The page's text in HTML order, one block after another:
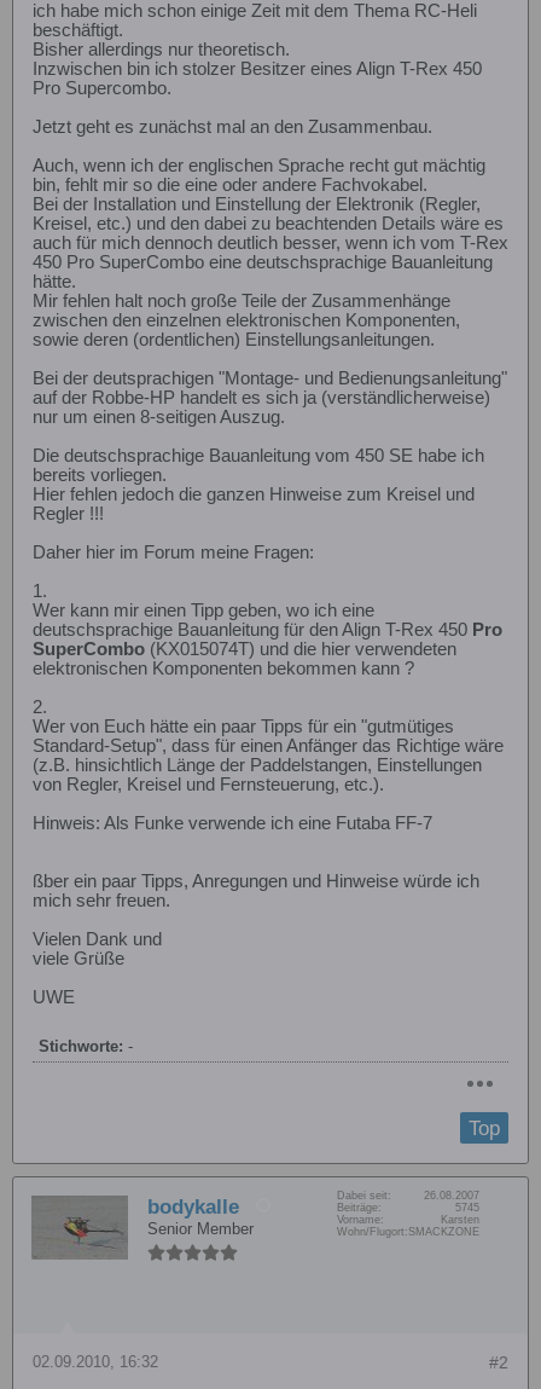
ich habe mich schon einige Zeit mit dem Thema RC-Heli
beschäftigt.
Bisher allerdings nur theoretisch.
Inzwischen bin ich stolzer Besitzer eines Align T-Rex 450
Pro Supercombo.
Jetzt geht es zunächst mal an den Zusammenbau.
Auch, wenn ich der englischen Sprache recht gut mächtig
bin, fehlt mir so die eine oder andere Fachvokabel.
Bei der Installation und Einstellung der Elektronik (Regler,
Kreisel, etc.) und den dabei zu beachtenden Details wäre es
auch für mich dennoch deutlich besser, wenn ich vom T-Rex
450 Pro SuperCombo eine deutschsprachige Bauanleitung
hätte.
Mir fehlen halt noch große Teile der Zusammenhänge
zwischen den einzelnen elektronischen Komponenten,
sowie deren (ordentlichen) Einstellungsanleitungen.
Bei der deutsprachigen "Montage- und Bedienungsanleitung"
auf der Robbe-HP handelt es sich ja (verständlicherweise)
nur um einen 8-seitigen Auszug.
Die deutschsprachige Bauanleitung vom 450 SE habe ich
bereits vorliegen.
Hier fehlen jedoch die ganzen Hinweise zum Kreisel und
Regler !!!
Daher hier im Forum meine Fragen:
1.
Wer kann mir einen Tipp geben, wo ich eine
deutschsprachige Bauanleitung für den Align T-Rex 450 Pro
SuperCombo (KX015074T) und die hier verwendeten
elektronischen Komponenten bekommen kann ?
2.
Wer von Euch hätte ein paar Tipps für ein "gutmütiges
Standard-Setup", dass für einen Anfänger das Richtige wäre
(z.B. hinsichtlich Länge der Paddelstangen, Einstellungen
von Regler, Kreisel und Fernsteuerung, etc.).
Hinweis: Als Funke verwende ich eine Futaba FF-7
ßber ein paar Tipps, Anregungen und Hinweise würde ich
mich sehr freuen.
Vielen Dank und
viele Grüße
UWE
Stichworte: -
Top
bodykalle
Senior Member
Dabei seit:
26.08.2007
Beiträge:
5745
Vorname:
Karsten
Wohn/Flugort: SMACKZONE
#2
02.09.2010, 16:32